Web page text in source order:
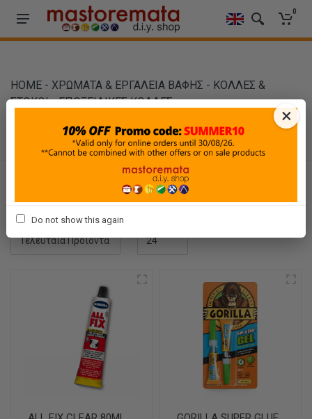
0
HOME - ΧΡΩΜΑΤΑ & ΕΡΓΑΛΕΙΑ ΒΑΦΗΣ - ΚΟΛΛΕΣ &
ΣΤΟΚΟΙ - ΕΠΟΞΕΙΔΙΚΕΣ ΚΟΛΛΕΣ
ΕΠΟΞΕΙΔΙΚΕΣ ΚΟΛΛΕΣ
Ταξινόμηση
×
Do not show this again